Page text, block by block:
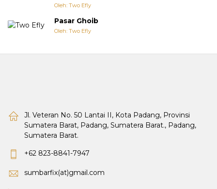
Oleh: Two Efly
Pasar Ghoib
Oleh: Two Efly
Jl. Veteran No. 50 Lantai II, Kota Padang, Provinsi
Sumatera Barat, Padang, Sumatera Barat., Padang,
Sumatera Barat.
+62 823-8841-7947
sumbarfix(at)gmail.com